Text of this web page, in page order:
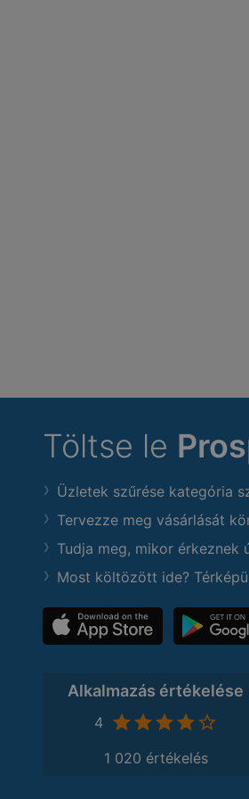
Töltse le
Üzletek szűrése kategória
Tervezze meg vásárlását
Tudja meg, mikor érkeznek
Most költözött ide?
Alkalmazás értékelése
4
1 020 értékelés